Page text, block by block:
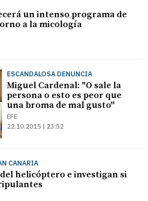
un intenso programa de
a la micología
ESCANDALOSA DENUNCIA
Miguel Cardenal: "O sale la
persona o esto es peor que
una broma de mal gusto"
EFE
22.10.2015 | 23:52
CANARIA
helicóptero e investigan si